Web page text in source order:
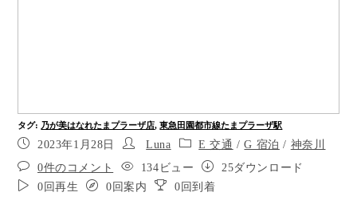
右に曲がりたまプラーザ駅南口の横断歩道を渡り
ます
渡り切ったら左に曲がって信号を渡ります
渡ったら右に曲がります
タグ: 乃が美はなれたまプラーザ店, 東急田園都市線たまプラーザ駅
2023年1月28日 Luna E 交通 /G 宿泊 / 神奈川
0件のコメント
134ビュー
25ダウンロード
0回再生
0回案内 0回到着